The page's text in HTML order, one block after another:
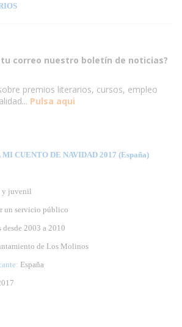
tu correo nuestro boletín de noticias?
premios literarios, cursos, empleo
Pulsa aqui
CUENTO DE NAVIDAD 2017 (España)
y juvenil
un servicio público
2003 a 2010
de Los Molinos
España